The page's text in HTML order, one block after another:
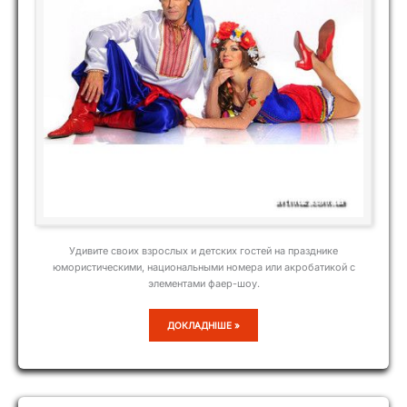
Удивите своих взрослых и детских гостей на празднике
юмористическими, национальными номера или акробатикой с
элементами фаер-шоу.
ALEXIR
ДОКЛАДНІШЕ »